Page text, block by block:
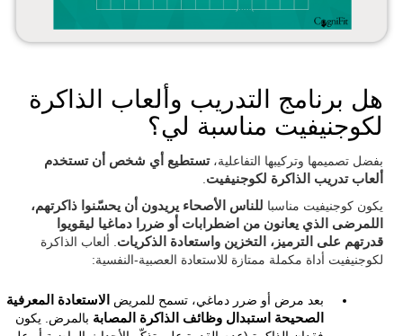
هل برنامج التدريب وألعاب الذاكرة
لكوجنيفيت مناسبة لي؟
بفضل تصميمها وتركيبها التفاعلية،تستطيع أي شخص أن تستخدم
ألعاب تدريب الذاكرة لكوجنيفيت
يكون كوجنيفيت مناسبا للناس الأصحاء يريدون أن يحسّنوا ذاكرتهم،
اللمرضى الذي يعانون من اضطرابات أو ضررا دماغيا ليقويوا
قدرتهم على الترميز، التخزين واستعادة الذكريات . ألعاب الذاكرة
لكوجنيفيت أداة مكملة ممتازة للاستعادة العصبية-النفسية:
بعد مرض أو ضرر دماغي، تسمح للمريض
الاستعادة المعرفية
الصحيحة استبدال وظائف الذاكرة المصابة بالمرض. يكون